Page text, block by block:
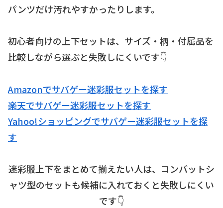
パンツだけ汚れやすかったりします。
初心者向けの上下セットは、サイズ・柄・付属品を
比較しながら選ぶと失敗しにくいです👇
Amazonでサバゲー迷彩服セットを探す
楽天でサバゲー迷彩服セットを探す
Yahoo!ショッピングでサバゲー迷彩服セットを探
す
迷彩服上下をまとめて揃えたい人は、コンバットシ
ャツ型のセットも候補に入れておくと失敗しにくい
です👇